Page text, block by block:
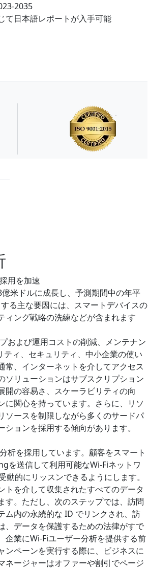
2035
て日本語レポートが入手可能
用を加速
米ドルに成長し、予測期間中の年平
る主な要因には、スマートデバイスの
ィング戦略の洗練などが含まれます
および運用コストの削減、メンテナン
ィ、セキュリティ、中小企業の使い
、インターネットを介してアクセス
ソリューションはサブスクリプション
の容易さ、スケーラビリティの向
関心を持っています。さらに、リソ
ソースを制限しながら多くのサードパ
ョンを採用する傾向があります。
析を採用しています。顧客をスマート
を送信して利用可能なWi-Fiネットワ
的にリッスンできるようにします。
トを介して収集されたすべてのデータ
す。ただし、次のステップでは、訪問
ム内の永続的な ID でリンクされ、訪
、データを保護するための法律がすで
企業にWi-Fiユーザー分析を提供する前
ンペーンを実行する際に、ビジネスに
ネージャーはオファーや割引でページ